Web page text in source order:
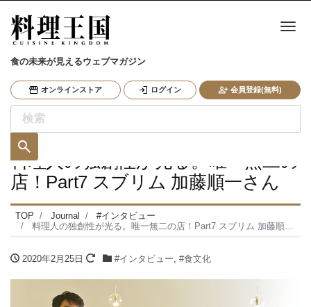
食の未来が見えるウェブマガジン
オンラインストア ログイン 会員登録(無料)
ナ
料理人の独創性が光る。唯一無二の
店！Part7 スブリム 加藤順一さん
TOP Journal
#インタビュー
料理人の独創性が光る。唯一無二の店！Part7 スブリム 加藤順一さん
2020年2月25日 #インタビュー, #食文化